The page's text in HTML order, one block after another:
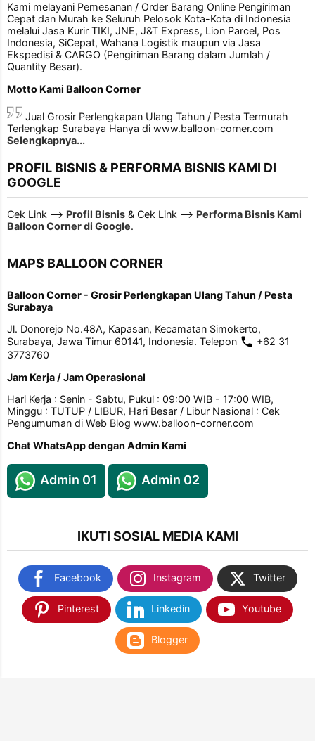
Kami melayani Pemesanan / Order Barang Online Pengiriman
Cepat dan Murah ke Seluruh Pelosok Kota-Kota di Indonesia
melalui Jasa Kurir TIKI, JNE, J&T Express, Lion Parcel, Pos
Indonesia, SiCepat, Wahana Logistik maupun via Jasa
Ekspedisi & CARGO (Pengiriman Barang dalam Jumlah /
Quantity Besar).
Motto Kami Balloon Corner
Jual Grosir Perlengkapan Ulang Tahun / Pesta Termurah
Terlengkap Surabaya Hanya di www.balloon-corner.com
Selengkapnya...
PROFIL BISNIS & PERFORMA BISNIS KAMI DI
GOOGLE
Cek Link --> Profil Bisnis & Cek Link --> Performa Bisnis Kami
Balloon Corner di Google.
MAPS BALLOON CORNER
Balloon Corner - Grosir Perlengkapan Ulang Tahun / Pesta
Surabaya
Jl. Donorejo No.48A, Kapasan, Kecamatan Simokerto,
Surabaya, Jawa Timur 60141, Indonesia. Telepon
+62 31
3773760
Jam Kerja / Jam Operasional
Hari Kerja : Senin - Sabtu, Pukul : 09:00 WIB - 17:00 WIB,
Minggu : TUTUP / LIBUR, Hari Besar / Libur Nasional : Cek
Pengumuman di Web Blog www.balloon-corner.com
Chat WhatsApp dengan Admin Kami
Admin 01 Admin 02
IKUTI SOSIAL MEDIA KAMI
Facebook Instagram Twitter
Pinterest Linkedin Youtube
Blogger